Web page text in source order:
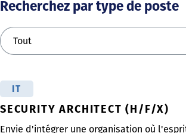
Recherchez par type de poste
IT
SECURITY ARCHITECT (H/F/X)
Envie d'intégrer une organisation où